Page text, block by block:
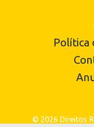
Política
© 2026 Direitos